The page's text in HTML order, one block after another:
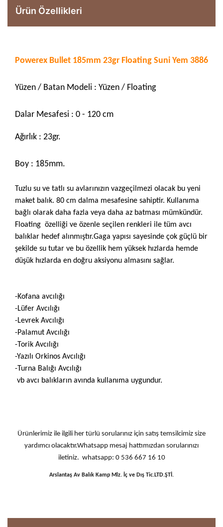
Ürün Özellikleri
Powerex Bullet 185mm 23gr Floating Suni Yem 3886
Yüzen / Batan Modeli : Yüzen / Floating
Dalar Mesafesi : 0 - 120 cm
Ağırlık : 23gr.
Boy : 185mm.
Tuzlu su ve tatlı su avlarınızın vazgeçilmezi olacak bu yeni
maket balık. 80 cm dalma mesafesine sahiptir. Kullanıma
bağlı olarak daha fazla veya daha az batması mümkündür.
Floating özelliği ve özenle seçilen renkleri ile tüm avcı
balıklar hedef alınmıştır.Gaga yapısı sayesinde çok güçlü bir
şekilde su tutar ve bu özellik hem yüksek hızlarda hemde
düşük hızlarda en doğru aksiyonu almasını sağlar.
-Kofana avcılığı
-Lüfer Avcılığı
-Levrek Avcılığı
-Palamut Avcılığı
-Torik Avcılığı
-Yazılı Orkinos Avcılığı
-Turna Balığı Avcılığı
vb avcı balıkların avında kullanıma uygundur.
Ürünlerimiz ile ilgili her türlü sorularınız için satış temsilcimiz size
yardımcı olacaktır.Whatsapp mesaj hattımızdan sorularınızı
iletiniz. whatsapp: 0 536 667 16 10
Arslantaş Av Balık Kamp Mlz. İç ve Dış Tic.LTD.ŞTİ.